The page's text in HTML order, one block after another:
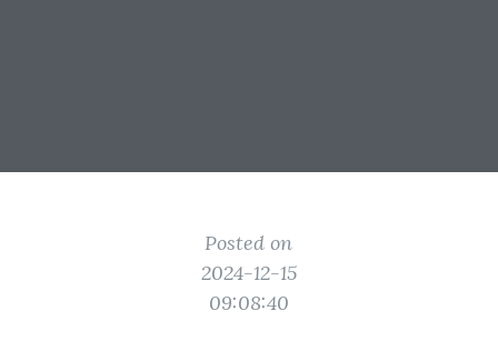
Posted on
2024-12-15
09:08:40